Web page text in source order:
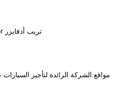
TripAdvisor تريب أدفايزر
مواقع الشركة الرائدة لتأجير